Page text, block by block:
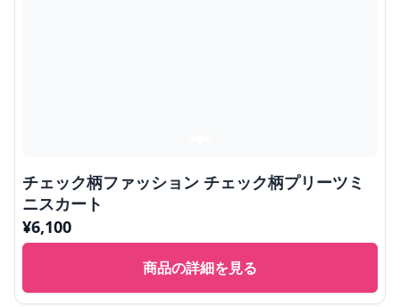
チェック柄ファッション チェック柄プリーツミ
ニスカート
¥6,100
商品の詳細を見る